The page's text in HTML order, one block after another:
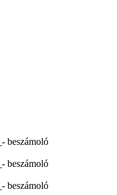
- beszámoló
- beszámoló
- beszámoló